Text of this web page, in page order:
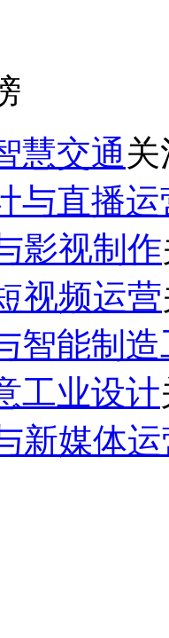
慧交通
与直播运
影视制作
视频运营
智能制造
工业设计
新媒体